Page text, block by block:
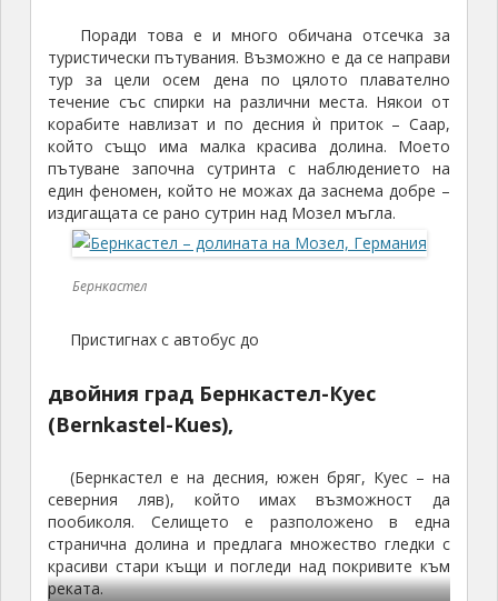
Поради това е и много обичана отсечка за
туристически пътувания. Възможно е да се направи
тур за цели осем дена по цялото плавателно
течение със спирки на различни места. Някои от
корабите навлизат и по десния ѝ приток – Саар,
който също има малка красива долина. Моето
пътуване започна сутринта с наблюдението на
един феномен, който не можах да заснема добре –
издигащата се рано сутрин над Мозел мъгла.
Бернкастел
Пристигнах с автобус до
двойния град Бернкастел-Куес
(Bernkastel-Kues),
(Бернкастел е на десния, южен бряг, Куeс – на
северния ляв), който имах възможност да
пообиколя. Селището е разположено в една
странична долина и предлага множество гледки с
красиви стари къщи и погледи над покривите към
реката.